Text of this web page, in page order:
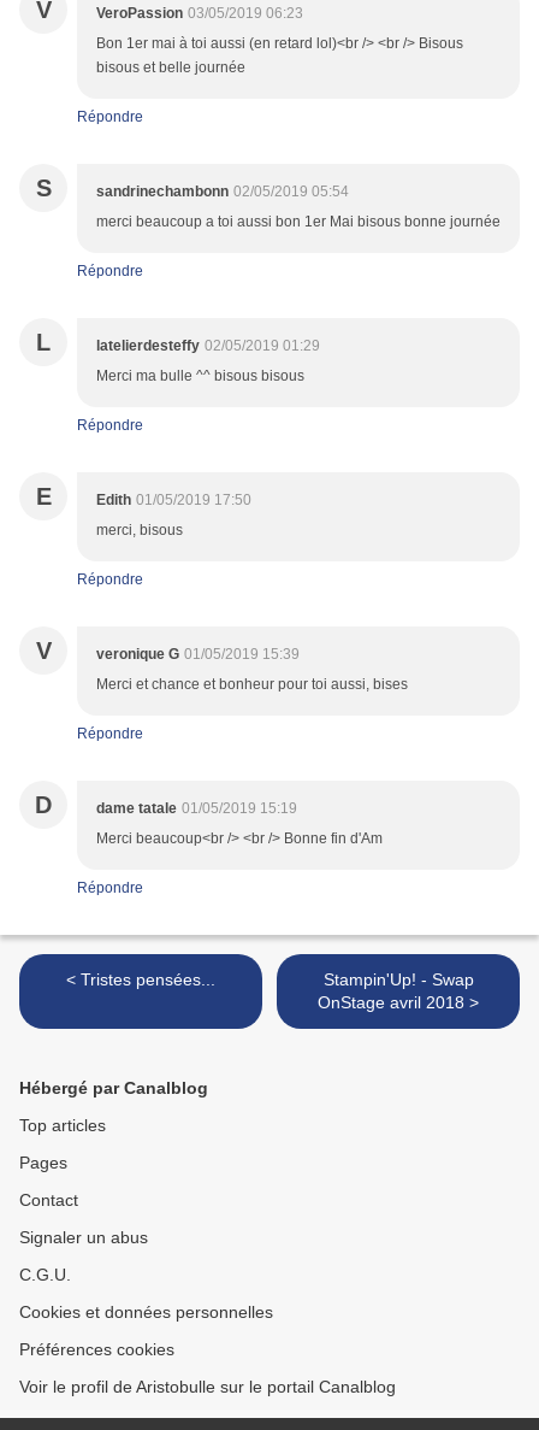
V VeroPassion 03/05/2019 06:23
Bon 1er mai à toi aussi (en retard lol)<br /> <br /> Bisous
bisous et belle journée
Répondre
S sandrinechambonn 02/05/2019 05:54
merci beaucoup a toi aussi bon 1er Mai bisous bonne journée
Répondre
L latelierdesteffy 02/05/2019 01:29
Merci ma bulle ^^ bisous bisous
Répondre
E Edith 01/05/2019 17:50
merci, bisous
Répondre
V veronique G 01/05/2019 15:39
Merci et chance et bonheur pour toi aussi, bises
Répondre
D dame tatale 01/05/2019 15:19
Merci beaucoup<br /> <br /> Bonne fin d'Am
Répondre
< Tristes pensées...
Stampin'Up! - Swap
OnStage avril 2018 >
Hébergé par Canalblog
Top articles
Pages
Contact
Signaler un abus
C.G.U.
Cookies et données personnelles
Préférences cookies
Voir le profil de Aristobulle sur le portail Canalblog